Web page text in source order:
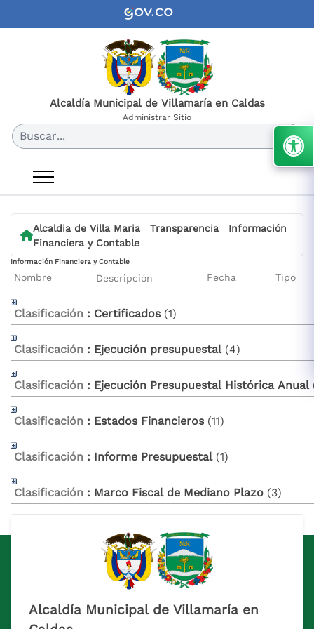
Alcaldía Municipal de Villamaría en Caldas
Administrar Sitio
Buscar...
Alcaldia de Villa Maria Transparencia
Información
Financiera y Contable
Información Financiera y Contable
Nombre Descripción Fecha Tipo
Clasificación : Certificados‎(1)
Clasificación : Ejecución presupuestal‎(4)
Clasificación : Ejecución Presupuestal Histórica Anual
Clasificación : Estados Financieros‎(11)
Clasificación : Informe Presupuestal‎(1)
Clasificación : Marco Fiscal de Mediano Plazo ‎(3)
Alcaldía Municipal de Villamaría en